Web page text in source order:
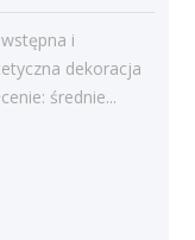
i
dekoracja
średnie...